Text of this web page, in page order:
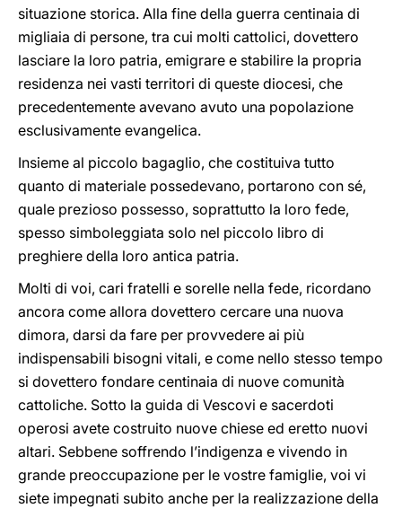
situazione storica. Alla fine della guerra centinaia di
migliaia di persone, tra cui molti cattolici, dovettero
lasciare la loro patria, emigrare e stabilire la propria
residenza nei vasti territori di queste diocesi, che
precedentemente avevano avuto una popolazione
esclusivamente evangelica.
Insieme al piccolo bagaglio, che costituiva tutto
quanto di materiale possedevano, portarono con sé,
quale prezioso possesso, soprattutto la loro fede,
spesso simboleggiata solo nel piccolo libro di
preghiere della loro antica patria.
Molti di voi, cari fratelli e sorelle nella fede, ricordano
ancora come allora dovettero cercare una nuova
dimora, darsi da fare per provvedere ai più
indispensabili bisogni vitali, e come nello stesso tempo
si dovettero fondare centinaia di nuove comunità
cattoliche. Sotto la guida di Vescovi e sacerdoti
operosi avete costruito nuove chiese ed eretto nuovi
altari. Sebbene soffrendo l’indigenza e vivendo in
grande preoccupazione per le vostre famiglie, voi vi
siete impegnati subito anche per la realizzazione della